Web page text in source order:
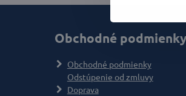
Obchodné podmienky
Obchodné podmienky
Odstúpenie od zmluvy
Doprava